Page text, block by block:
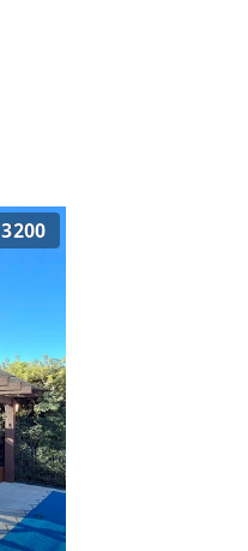
3200